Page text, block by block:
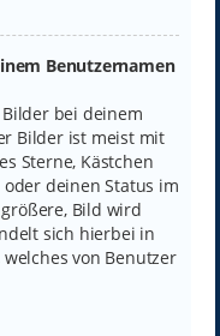
Benutzernamen
bei deinem
Bilder ist meist mit
Sterne, Kästchen
deinen Status im
Bild wird
sich hierbei in
von Benutzer